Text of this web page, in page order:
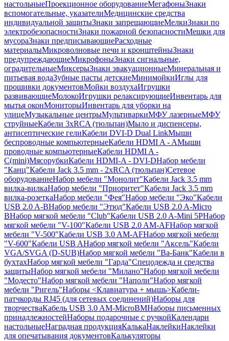
настольныеПроекционное оборудованиеМегафоныЗнаки
вспомогательные, указателиМедицинские средства
индивидуальной защитыЗнаки запрещающиеМелкиЗнаки по
электробезопасностиЗнаки пожарной безопасностиМешки для
мусораЗнаки предписывающиеРасходные
материалыМикроволновые печи и кронштейныЗнаки
предупреждающиеМикрофоныЗнаки сигнальные,
оградительныеМиксерыЗнаки эвакуационныеМинеральная и
питьевая водаЗубные пасты детскиеМинимойкиИглы для
прошивки документовМойки воздухаИгрушки
развивающиеМолокоИгрушки релаксирующиеИнвентарь для
мытья оконМониторыИнвентарь для уборки на
улицеМузыкальные центрыМультиваркиМФУ лазерныеМФУ
струйныеКабели 3xRCA (тюльпан)Мыло и диспенсеры,
антисептические гелиКабели DVI-D Dual LinkМыши
беспроводные компьютерныеКабели HDMI A - AМыши
проводные компьютерныеКабели HDMI A -
C(mini)МясорубкиКабели HDMI-A - DVI-DНабор мебели
"Канц"Кабели Jack 3.5 mm - 2xRCA (тюльпан)Сетевое
оборудованиеНабор мебели "Монолит"Кабели Jack 3.5 mm
вилка-вилкаНабор мебели "Приоритет"Кабели Jack 3.5 mm
вилка-розеткаНабор мебели "Фея"Набор мебели "Эко"Кабели
USB 2.0 A-BНабор мебели "Этюд"Кабели USB 2.0 A-Micro
BНабор мягкой мебели "Club"Кабели USB 2.0 A-Mini 5PНабор
мягкой мебели "V-100"Кабели USB 2.0 AM-AFНабор мягкой
мебели "V-500"Кабели USB 3.0 AM-AFНабор мягкой мебели
"V-600"Кабели USB AНабор мягкой мебели "Аксель"Кабели
VGA/SVGA (D-SUB)Набор мягкой мебели "Ва-Банк"Кабели в
бухтахНабор мягкой мебели "Гарда"Спецодежда и средства
защитыНабор мягкой мебели "Милано"Набор мягкой мебели
"Модесто"Набор мягкой мебели "Наполи"Набор мягкой
мебели "Ригель"Наборы <Клавиатура + мышь>Кабели-
патчкорды RJ45 (для сетевых соединений)Наборы для
творчестваКабель USB 3.0 AM-MicroBMНаборы письменных
принадлежностейНаборы подарочные с ручкойКалендари
настольныеНаградная продукцияКалькаНаклейкиНаклейки
для опечатывания документовКалькуляторы